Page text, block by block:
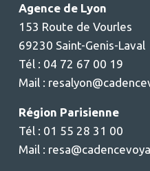
Agence de Lyon
153 Route de Vourles
69230 Saint-Genis-Laval
Tél : 04 72 67 00 19
Mail :
Région Parisienne
Tél : 01 55 28 31 00
Mail :